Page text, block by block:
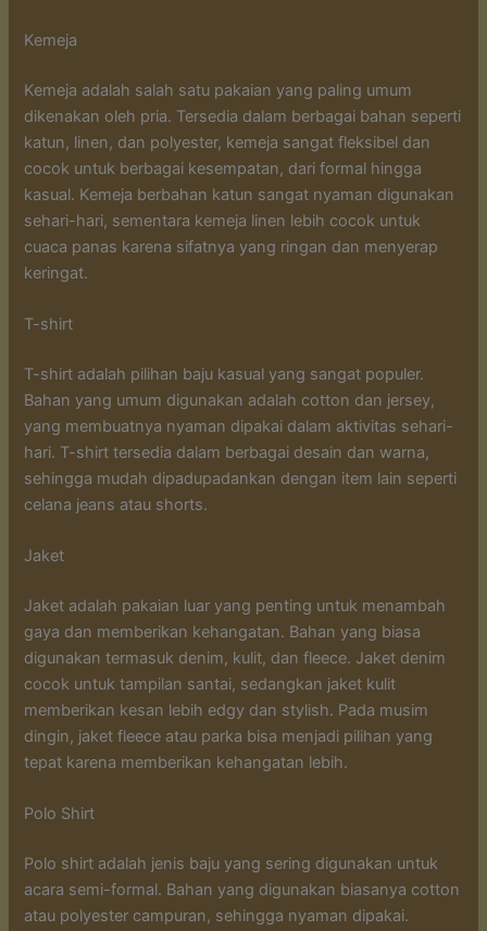
Kemeja
Kemeja adalah salah satu pakaian yang paling umum
dikenakan oleh pria. Tersedia dalam berbagai bahan seperti
katun, linen, dan polyester, kemeja sangat fleksibel dan
cocok untuk berbagai kesempatan, dari formal hingga
kasual. Kemeja berbahan katun sangat nyaman digunakan
sehari-hari, sementara kemeja linen lebih cocok untuk
cuaca panas karena sifatnya yang ringan dan menyerap
keringat.
T-shirt
T-shirt adalah pilihan baju kasual yang sangat populer.
Bahan yang umum digunakan adalah cotton dan jersey,
yang membuatnya nyaman dipakai dalam aktivitas sehari-
hari. T-shirt tersedia dalam berbagai desain dan warna,
sehingga mudah dipadupadankan dengan item lain seperti
celana jeans atau shorts.
Jaket
Jaket adalah pakaian luar yang penting untuk menambah
gaya dan memberikan kehangatan. Bahan yang biasa
digunakan termasuk denim, kulit, dan fleece. Jaket denim
cocok untuk tampilan santai, sedangkan jaket kulit
memberikan kesan lebih edgy dan stylish. Pada musim
dingin, jaket fleece atau parka bisa menjadi pilihan yang
tepat karena memberikan kehangatan lebih.
Polo Shirt
Polo shirt adalah jenis baju yang sering digunakan untuk
acara semi-formal. Bahan yang digunakan biasanya cotton
atau polyester campuran, sehingga nyaman dipakai.